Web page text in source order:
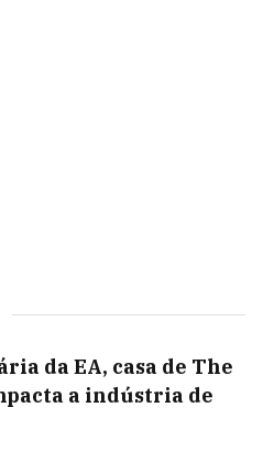
da EA, casa de The
a indústria de